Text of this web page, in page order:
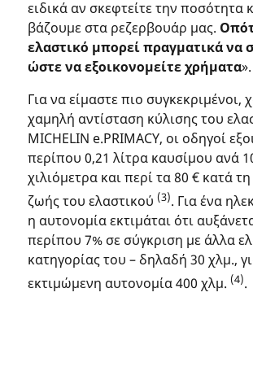
ειδικά αν σκεφτείτε την ποσότητα
βάζουμε στα ρεζερβουάρ μας.
ελαστικό μπορεί πραγματικά να
ώστε να εξοικονομείτε χρήματα».
Για να είμαστε πιο συγκεκριμένοι,
χαμηλή αντίσταση κύλισης του
MICHELIN e.PRIMACY, οι οδηγοί
περίπου 0,21 λίτρα καυσίμου ανά
χιλιόμετρα και περί τα 80 € κατά
ζωής του ελαστικού (3). Για ένα
η αυτονομία εκτιμάται ότι
περίπου 7% σε σύγκριση με άλλα
κατηγορίας του – δηλαδή 30 χλμ.,
εκτιμώμενη αυτονομία 400 χλμ. (4).